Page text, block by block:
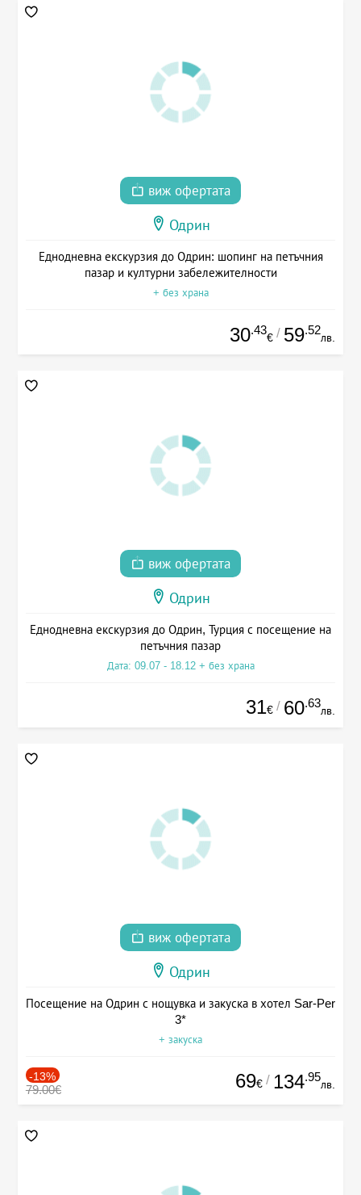
виж офертата
Одрин
Еднодневна екскурзия до Одрин: шопинг на петъчния
пазар и културни забележителности
+ без храна
30.43
€ / 59.52
лв.
виж офертата
Одрин
Еднодневна екскурзия до Одрин, Турция с посещение на
петъчния пазар
Дата: 09.07 - 18.12 + без храна
31€ / 60.63
лв.
виж офертата
Одрин
Посещение на Одрин с нощувка и закуска в хотел Sar-Per
3*
+ закуска
-13%
79.00€ 69€ / 134.95
лв.